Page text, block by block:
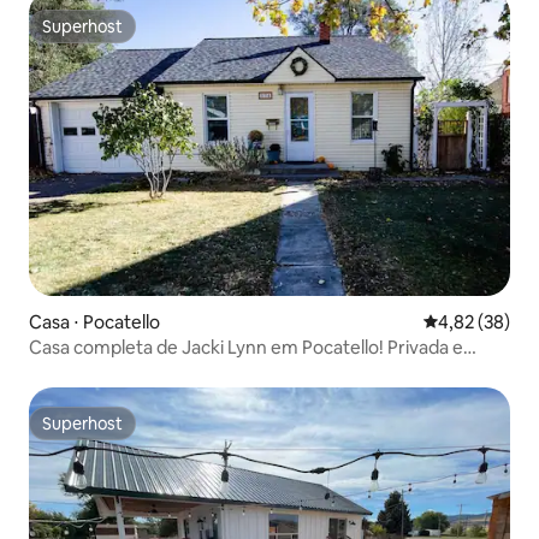
Superhost
Superhost
Casa ⋅ Pocatello 4,82 de uma
4,82 (38)
Casa completa de Jacki Lynn em Pocatello! Privada e
Superhost
Superhost